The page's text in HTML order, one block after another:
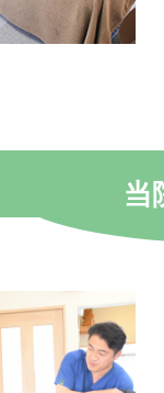
当